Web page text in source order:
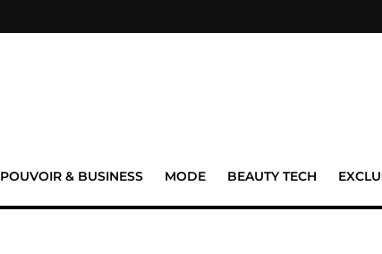
POUVOIR & BUSINESS MODE BEAUTY TECH